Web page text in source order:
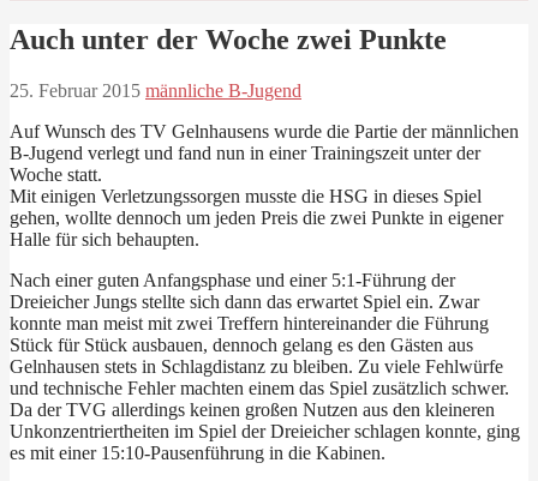
Auch unter der Woche zwei Punkte
25. Februar 2015 männliche B-Jugend
Auf Wunsch des TV Gelnhausens wurde die Partie der männlichen
B-Jugend verlegt und fand nun in einer Trainingszeit unter der
Woche statt.
Mit einigen Verletzungssorgen musste die HSG in dieses Spiel
gehen, wollte dennoch um jeden Preis die zwei Punkte in eigener
Halle für sich behaupten.
Nach einer guten Anfangsphase und einer 5:1-Führung der
Dreieicher Jungs stellte sich dann das erwartet Spiel ein. Zwar
konnte man meist mit zwei Treffern hintereinander die Führung
Stück für Stück ausbauen, dennoch gelang es den Gästen aus
Gelnhausen stets in Schlagdistanz zu bleiben. Zu viele Fehlwürfe
und technische Fehler machten einem das Spiel zusätzlich schwer.
Da der TVG allerdings keinen großen Nutzen aus den kleineren
Unkonzentriertheiten im Spiel der Dreieicher schlagen konnte, ging
es mit einer 15:10-Pausenführung in die Kabinen.